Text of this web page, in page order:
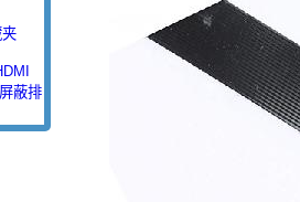
蔽排